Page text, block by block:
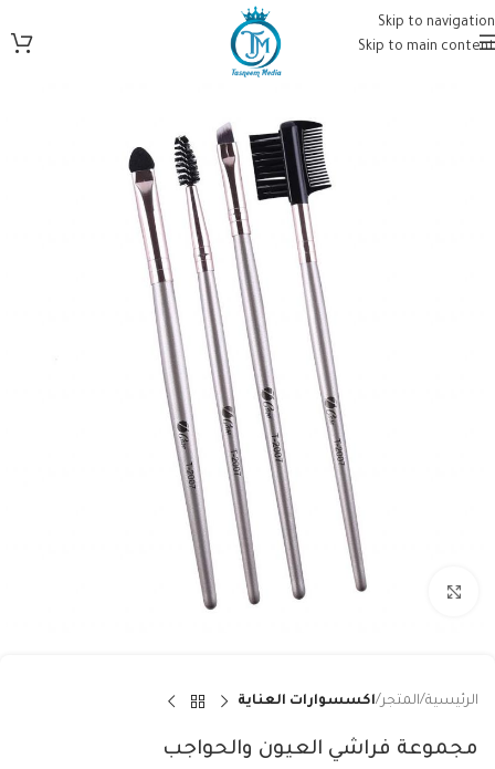
Skip to navigation
Skip to main content
Click to enlarge
الرئيسية المتجر اكسسوارات العناية
مجموعة فراشي العيون والحواجب